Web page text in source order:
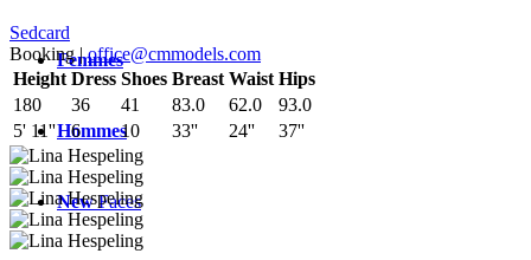
Femmes
Hommes
NewFaces
Sedcard
Booking |office@cmmodels.com
Height Dress Shoes Breast Waist Hips
180
36 41 83.0 62.0
93.0
5' 11''
6 10 33'' 24'' 37''